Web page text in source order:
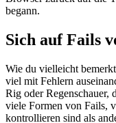
begann.
Sich auf Fails
Wie du vielleicht
viel mit Fehlern
Rig oder Regenschauer,
viele Formen von Fails,
kontrollieren sind als